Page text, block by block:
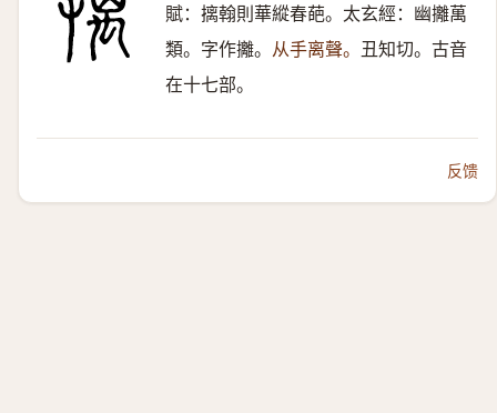
賦：摛翰則華縱春葩。太玄經：幽攡萬
類。字作攡。 从手离聲。 丑知切。古音
在十七部。
反馈